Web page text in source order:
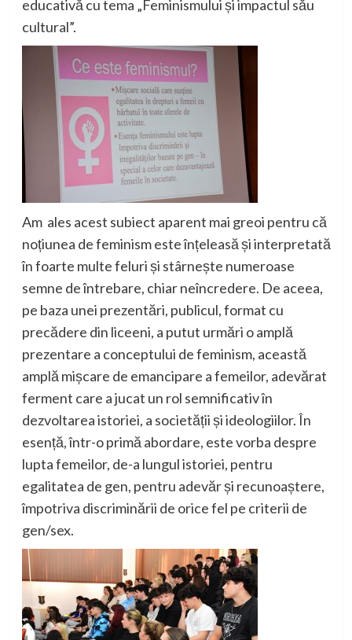
educativă cu tema „Feminismului și impactul său
cultural”.
Am ales acest subiect aparent mai greoi pentru că
noțiunea de feminism este înțeleasă și interpretată
în foarte multe feluri și stârnește numeroase
semne de întrebare, chiar neîncredere. De aceea,
pe baza unei prezentări, publicul, format cu
precădere din liceeni, a putut urmări o amplă
prezentare a conceptului de feminism, această
amplă mișcare de emancipare a femeilor, adevărat
ferment care a jucat un rol semnificativ în
dezvoltarea istoriei, a societății și ideologiilor. În
esență, într-o primă abordare, este vorba despre
lupta femeilor, de-a lungul istoriei, pentru
egalitatea de gen, pentru adevăr și recunoaștere,
împotriva discriminării de orice fel pe criterii de
gen/sex.